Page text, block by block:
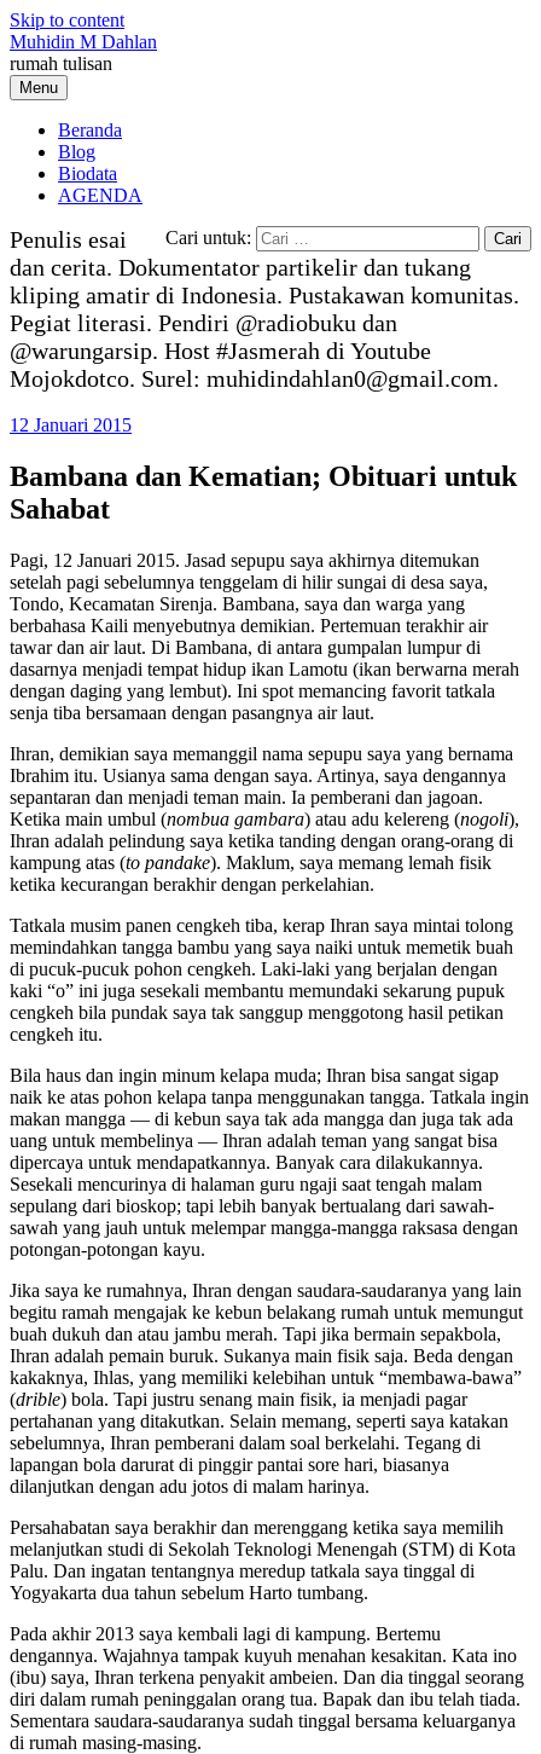
Skip to content
Muhidin M Dahlan
rumah tulisan
Menu
Beranda
Blog
Biodata
AGENDA
Cari untuk:
Penulis esai
dan cerita. Dokumentator partikelir dan tukang
kliping amatir di Indonesia. Pustakawan komunitas.
Pegiat literasi. Pendiri @radiobuku dan
@warungarsip. Host #Jasmerah di Youtube
Mojokdotco. Surel: muhidindahlan0@gmail.com.
12 Januari 2015
Bambana dan Kematian; Obituari untuk
Sahabat
Pagi, 12 Januari 2015. Jasad sepupu saya akhirnya ditemukan
setelah pagi sebelumnya tenggelam di hilir sungai di desa saya,
Tondo, Kecamatan Sirenja. Bambana, saya dan warga yang
berbahasa Kaili menyebutnya demikian. Pertemuan terakhir air
tawar dan air laut. Di Bambana, di antara gumpalan lumpur di
dasarnya menjadi tempat hidup ikan Lamotu (ikan berwarna merah
dengan daging yang lembut). Ini spot memancing favorit tatkala
senja tiba bersamaan dengan pasangnya air laut.
Ihran, demikian saya memanggil nama sepupu saya yang bernama
Ibrahim itu. Usianya sama dengan saya. Artinya, saya dengannya
sepantaran dan menjadi teman main. Ia pemberani dan jagoan.
Ketika main umbul (nombua gambara) atau adu kelereng (nogoli),
Ihran adalah pelindung saya ketika tanding dengan orang-orang di
kampung atas (to pandake). Maklum, saya memang lemah fisik
ketika kecurangan berakhir dengan perkelahian.
Tatkala musim panen cengkeh tiba, kerap Ihran saya mintai tolong
memindahkan tangga bambu yang saya naiki untuk memetik buah
di pucuk-pucuk pohon cengkeh. Laki-laki yang berjalan dengan
kaki “o” ini juga sesekali membantu memundaki sekarung pupuk
cengkeh bila pundak saya tak sanggup menggotong hasil petikan
cengkeh itu.
Bila haus dan ingin minum kelapa muda; Ihran bisa sangat sigap
naik ke atas pohon kelapa tanpa menggunakan tangga. Tatkala ingin
makan mangga — di kebun saya tak ada mangga dan juga tak ada
uang untuk membelinya — Ihran adalah teman yang sangat bisa
dipercaya untuk mendapatkannya. Banyak cara dilakukannya.
Sesekali mencurinya di halaman guru ngaji saat tengah malam
sepulang dari bioskop; tapi lebih banyak bertualang dari sawah-
sawah yang jauh untuk melempar mangga-mangga raksasa dengan
potongan-potongan kayu.
Jika saya ke rumahnya, Ihran dengan saudara-saudaranya yang lain
begitu ramah mengajak ke kebun belakang rumah untuk memungut
buah dukuh dan atau jambu merah. Tapi jika bermain sepakbola,
Ihran adalah pemain buruk. Sukanya main fisik saja. Beda dengan
kakaknya, Ihlas, yang memiliki kelebihan untuk “membawa-bawa”
(drible) bola. Tapi justru senang main fisik, ia menjadi pagar
pertahanan yang ditakutkan. Selain memang, seperti saya katakan
sebelumnya, Ihran pemberani dalam soal berkelahi. Tegang di
lapangan bola darurat di pinggir pantai sore hari, biasanya
dilanjutkan dengan adu jotos di malam harinya.
Persahabatan saya berakhir dan merenggang ketika saya memilih
melanjutkan studi di Sekolah Teknologi Menengah (STM) di Kota
Palu. Dan ingatan tentangnya meredup tatkala saya tinggal di
Yogyakarta dua tahun sebelum Harto tumbang.
Pada akhir 2013 saya kembali lagi di kampung. Bertemu
dengannya. Wajahnya tampak kuyuh menahan kesakitan. Kata ino
(ibu) saya, Ihran terkena penyakit ambeien. Dan dia tinggal seorang
diri dalam rumah peninggalan orang tua. Bapak dan ibu telah tiada.
Sementara saudara-saudaranya sudah tinggal bersama keluarganya
di rumah masing-masing.